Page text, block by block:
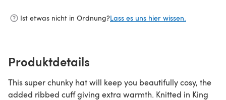
Ist etwas nicht in Ordnung?Lass es uns hier wissen.
Produktdetails
This super chunky hat will keep you beautifully cosy, the
added ribbed cuff giving extra warmth. Knitted in King